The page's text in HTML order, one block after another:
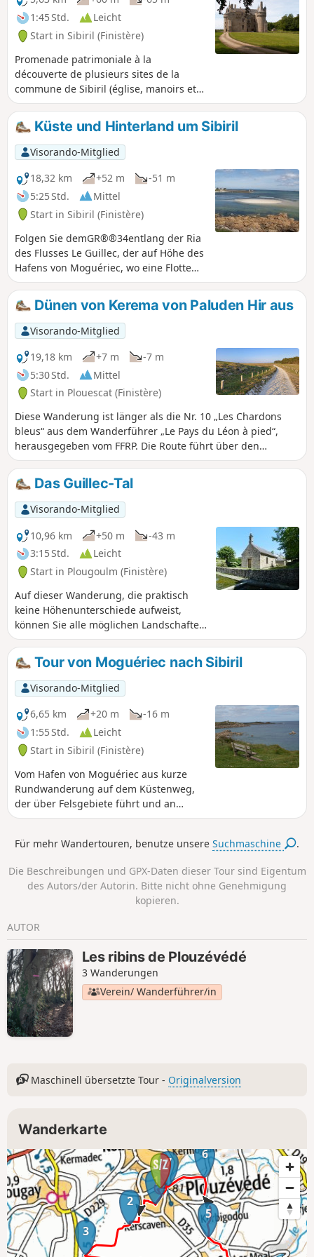
1:45 Std.
Leicht
Start in Sibiril (Finistère)
Promenade patrimoniale à la
découverte de plusieurs sites de la
commune de Sibiril (église, manoirs et
Château de Kérouzéré) en longeant une
partie de la ria du fleuve le Guillec.
Küste und Hinterland um Sibiril
Visorando-Mitglied
18,32 km
+52 m
-51 m
5:25 Std.
Mittel
Start in Sibiril (Finistère)
Folgen Sie demGR®®34entlang der Ria
des Flusses Le Guillec, der auf Höhe des
Hafens von Moguériec, wo eine Flotte
von Fischkuttern und Netzfischern
beheimatet ist, in den Ärmelkanal
mündet. Folgen Sie weiter dem
Küstenweg, der an dieser zum Meer hin
offenen Felsküste entlangführt (Blick auf
die Île de Batz und ihren
Leuchtturm).Gehen Sie entlang der
Bucht von Port Neuf und ihrem
familienfreundlichen Sandstrand.
Erreichen Sie die Pointe de Théven Braz
und ihren Granitsteinbruch.Rückweg
über kleine Straßen und breite Wege,
vorbei am Schloss Kérouzéré.
Dünen von Kerema von Paluden Hir aus
Visorando-Mitglied
19,18 km
+7 m
-7 m
5:30 Std.
Mittel
Start in Plouescat (Finistère)
Diese Wanderung ist länger als die Nr. 10 „Les Chardons
bleus“ aus dem Wanderführer „Le Pays du Léon à pied“,
herausgegeben vom FFRP. Die Route führt über den
berühmtenGR®34. Das Dünengebiet von Ker Emma ist
wunderschön. Abgesehen von der Länge gibt es keine
Schwierigkeiten, der Sand auf dem Weg ist festgestampft,
mit wenigen Ausnahmen.
Das Guillec-Tal
Visorando-Mitglied
10,96 km
+50 m
-43 m
3:15 Std.
Leicht
Start in Plougoulm (Finistère)
Auf dieser Wanderung, die praktisch
keine Höhenunterschiede aufweist,
können Sie alle möglichen Landschaften
genießen.Nachdem man an Feldern
entlanggewandert ist und einen
landwirtschaftlichen Betrieb durchquert
hat, gelangt man zu einer sandigen
Bucht, die den Blick auf den Ärmelkanal
freigibt. Hinter der Landzunge wandert
man an einem Fluss entlang, der frei in
einer breiten Bucht fließt.Schließlich
endet die Wanderung auf einem Weg
durch ein Waldgebiet entlang des
Flusses.
Tour von Moguériec nach Sibiril
Visorando-Mitglied
6,65 km
+20 m
-16 m
1:55 Std.
Leicht
Start in Sibiril (Finistère)
Vom Hafen von Moguériec aus kurze
Rundwanderung auf dem Küstenweg,
der über Felsgebiete führt und an
kleinen weißen Sandstränden
das offene Meer in Richtung der Île de
Für mehr Wandertouren, benutze unsereSuchmaschine .
Die Beschreibungen und GPX-Daten dieser Tour sind Eigentum
des Autors/der Autorin. Bitte nicht ohne Genehmigung
kopieren.
AUTOR
Les ribins de Plouzévédé
3 Wanderungen
Verein/ Wanderführer/in
Maschinell übersetzte Tour - Originalversion
Wanderkarte
1
2
3
5
6
7